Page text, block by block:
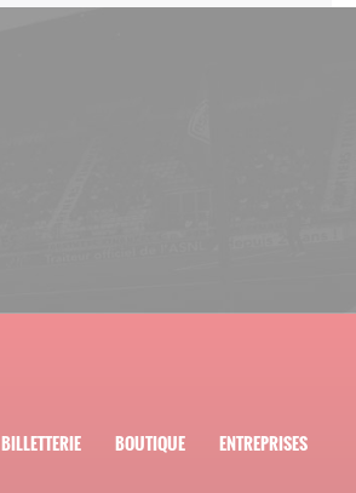
BILLETTERIE BOUTIQUE ENTREPRISES